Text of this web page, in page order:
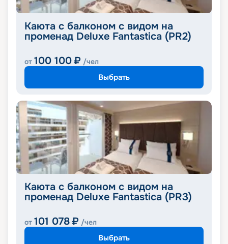
Каюта с балконом с видом на
променад Deluxe Fantastica (PR2)
от 100 100 ₽ /чел
Выбрать
Каюта с балконом с видом на
променад Deluxe Fantastica (PR3)
от 101 078 ₽ /чел
Выбрать